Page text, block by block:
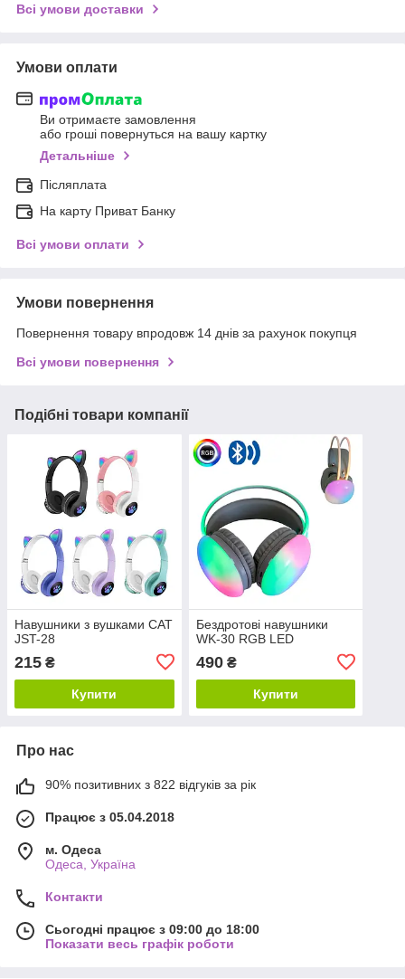
Всі умови доставки
Умови оплати
Ви отримаєте замовлення
або гроші повернуться на вашу картку
Детальніше
Післяплата
На карту Приват Банку
Всі умови оплати
Умови повернення
Повернення товару впродовж 14 днів за рахунок покупця
Всі умови повернення
Подібні товари компанії
Навушники з вушками CAT
JST-28
215 ₴
Купити
Бездротові навушники
WK-30 RGB LED
490₴
Купити
Про нас
90% позитивних з 822 відгуків за рік
Працює з 05.04.2018
м. Одеса
Одеса, Україна
Контакти
Сьогодні працює з 09:00 до 18:00
Показати весь графік роботи